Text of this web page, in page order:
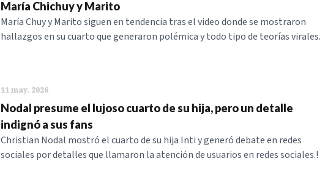
María Chichuy y Marito
María Chuy y Marito siguen en tendencia tras el video donde se mostraron
hallazgos en su cuarto que generaron polémica y todo tipo de teorías virales.
11 may. 2026
Nodal presume el lujoso cuarto de su hija, pero un detalle
indignó a sus fans
Christian Nodal mostró el cuarto de su hija Inti y generó debate en redes
sociales por detalles que llamaron la atención de usuarios en redes sociales.!